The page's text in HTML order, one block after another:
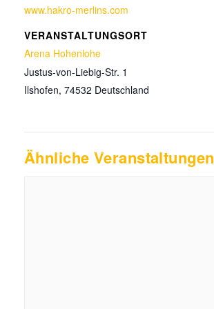
www.hakro-merlins.com
VERANSTALTUNGSORT
Arena Hohenlohe
Justus-von-Liebig-Str. 1
Ilshofen, 74532 Deutschland
Ähnliche Veranstaltungen